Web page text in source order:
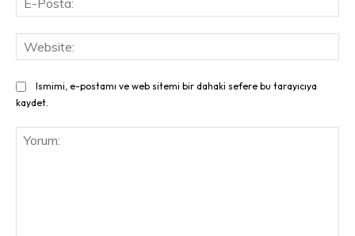
Ismimi, e-postamı ve web sitemi bir dahaki sefere bu tarayıcıya
kaydet.